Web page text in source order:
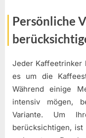
Persönliche
Jeder Kaffeetrinker
es um die
Während einige
intensiv mögen,
Variante. Um
berücksichtigen,